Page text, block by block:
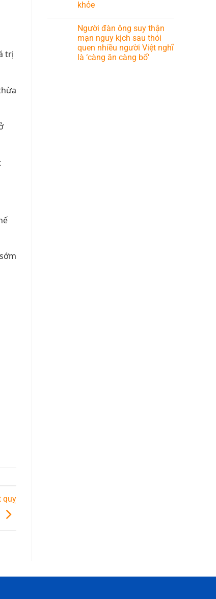
trị
quỵ
khỏe
Người đàn ông suy thận
mạn nguy kịch sau thói
quen nhiều người Việt nghĩ
là ‘càng ăn càng bổ’